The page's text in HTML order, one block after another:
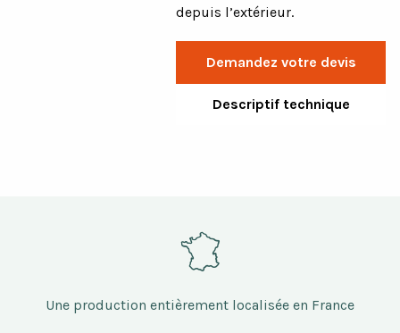
depuis l’extérieur.
Demandez votre devis
Descriptif technique
Une production entièrement localisée en France